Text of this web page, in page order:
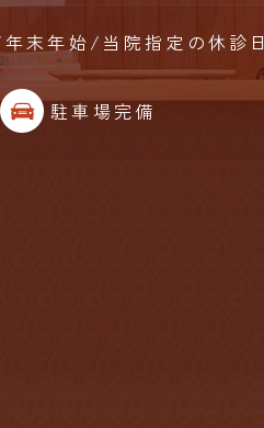
末年始/当院指定の休診日
駐車場完備